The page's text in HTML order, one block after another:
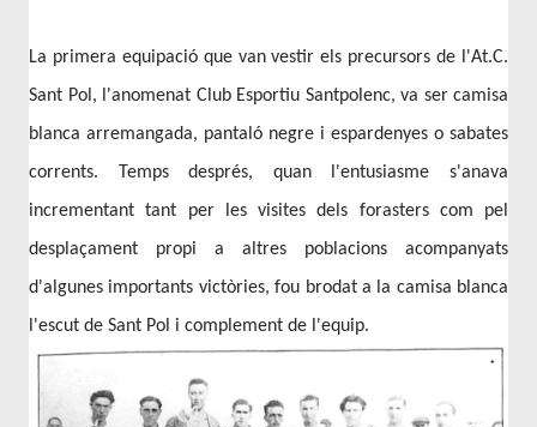
La primera equipació que van vestir els precursors de l'At.C.
Sant Pol, l'anomenat Club Esportiu Santpolenc, va ser camisa
blanca arremangada, pantaló negre i espardenyes o sabates
corrents. Temps després, quan l'entusiasme s'anava
incrementant tant per les visites dels forasters com pel
desplaçament propi a altres poblacions acompanyats
d'algunes importants victòries, fou brodat a la camisa blanca
l'escut de Sant Pol i complement de l'equip.